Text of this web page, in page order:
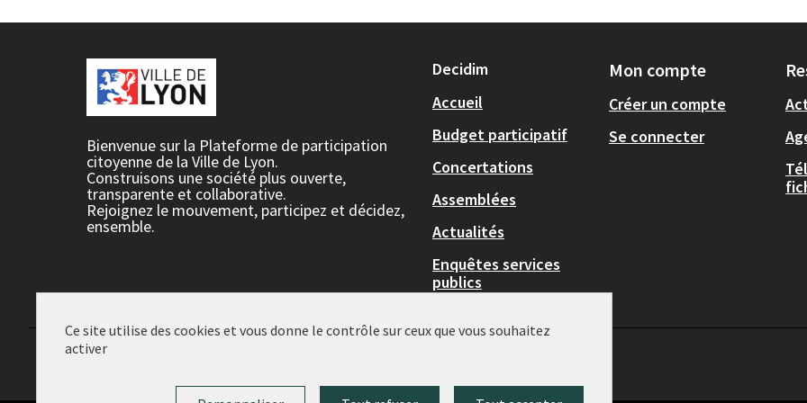
Bienvenue sur la Plateforme de participation
citoyenne de la Ville de Lyon.
Construisons une société plus ouverte,
transparente et collaborative.
Rejoignez le mouvement, participez et décidez,
ensemble.
Decidim
Accueil
Budget participatif
Concertations
Assemblées
Actualités
Enquêtes services
publics
Mon compte
Créer un compte
Se connecter
Ce site utilise des cookies et vous donne le contrôle sur ceux que vous souhaitez
activer